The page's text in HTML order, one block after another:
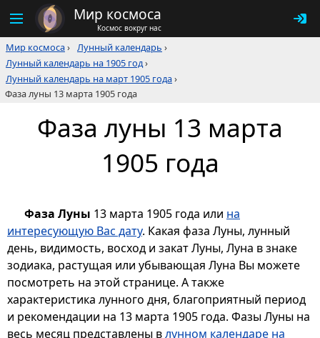
Мир космоса
Космос вокруг нас
Мир космоса› Лунный календарь ›
Лунный календарь на 1905 год›
Лунный календарь на март 1905 года›
Фаза луны 13 марта 1905 года
Фаза луны 13 марта
1905 года
Фаза Луны 13 марта 1905 года или на
интересующую Вас дату. Какая фаза Луны, лунный
день, видимость, восход и закат Луны, Луна в знаке
зодиака, растущая или убывающая Луна Вы можете
посмотреть на этой странице. А также
характеристика лунного дня, благоприятный период
и рекомендации на 13 марта 1905 года. Фазы Луны на
весь месяц представлены влунном календаре на